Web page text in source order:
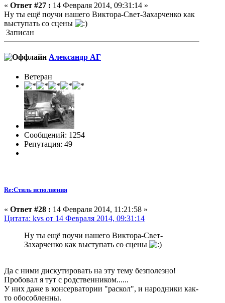
« Ответ #27 : 14 Февраля 2014, 09:31:14 »
Ну ты ещё поучи нашего Виктора-Свет-Захарченко как
выступать со сцены
Записан
Александр АГ
Ветеран
Сообщений: 1254
Репутация: 49
Re:Стиль исполнения
« Ответ #28 : 14 Февраля 2014, 11:21:58 »
Цитата: kvs от 14 Февраля 2014, 09:31:14
Ну ты ещё поучи нашего Виктора-Свет-
Захарченко как выступать со сцены
Да с ними дискутировать на эту тему безполезно!
Пробовал я тут с родственником......
У них даже в консерватории "раскол", и народники как-
то обособленны.